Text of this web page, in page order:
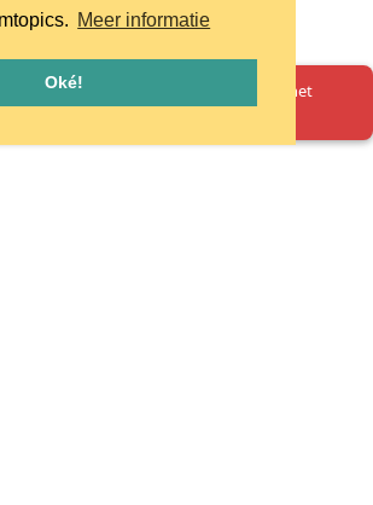
Meer informatie
Oké!Herlaad de pagina en probeer het